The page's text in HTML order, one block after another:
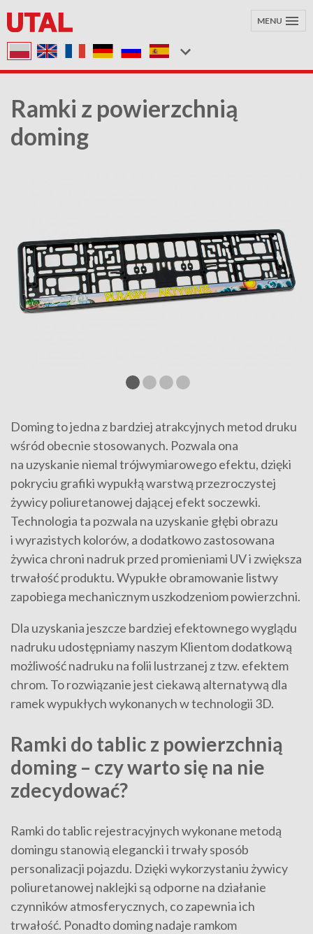
MENU
Ramki z powierzchnią
doming
Doming to jedna z bardziej atrakcyjnych metod druku
wśród obecnie stosowanych. Pozwala ona
na uzyskanie niemal trójwymiarowego efektu, dzięki
pokryciu grafiki wypukłą warstwą przezroczystej
żywicy poliuretanowej dającej efekt soczewki.
Technologia ta pozwala na uzyskanie głębi obrazu
i wyrazistych kolorów, a dodatkowo zastosowana
żywica chroni nadruk przed promieniami UV i zwiększa
trwałość produktu. Wypukłe obramowanie listwy
zapobiega mechanicznym uszkodzeniom powierzchni.
Dla uzyskania jeszcze bardziej efektownego wyglądu
nadruku udostępniamy naszym Klientom dodatkową
możliwość nadruku na folii lustrzanej z tzw. efektem
chrom. To rozwiązanie jest ciekawą alternatywą dla
ramek wypukłych wykonanych w technologii 3D.
Ramki do tablic z powierzchnią
doming – czy warto się na nie
zdecydować?
Ramki do tablic rejestracyjnych wykonane metodą
domingu stanowią elegancki i trwały sposób
personalizacji pojazdu. Dzięki wykorzystaniu żywicy
poliuretanowej naklejki są odporne na działanie
czynników atmosferycznych, co zapewnia ich
trwałość. Ponadto doming nadaje ramkom